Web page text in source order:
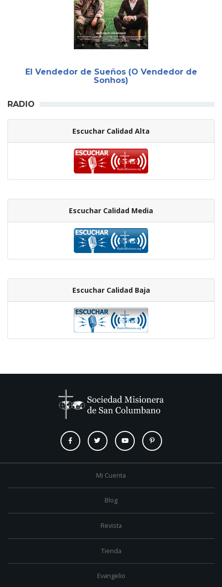
El Vendedor de Sueños (O Vendedor de
Sonhos)
RADIO
Escuchar Calidad Alta
Escuchar Calidad Media
Escuchar Calidad Baja
Mi Cuenta
Blog
Revista
Tienda
Evangelio